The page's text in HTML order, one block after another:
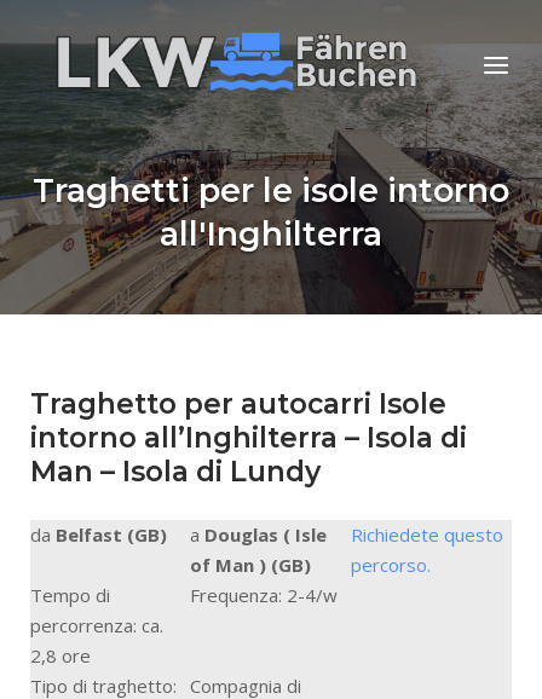
to
content
Home
Menu
Traghetti per le isole intorno
all'Inghilterra
Traghetto per autocarri Isole
intorno all’Inghilterra – Isola di
Man – Isola di Lundy
da Belfast (GB) a Douglas ( Isle
of Man ) (GB)
Richiedete questo
percorso.
Tempo di
percorrenza: ca.
2,8 ore
Frequenza: 2-4/w
Tipo di traghetto: Compagnia di